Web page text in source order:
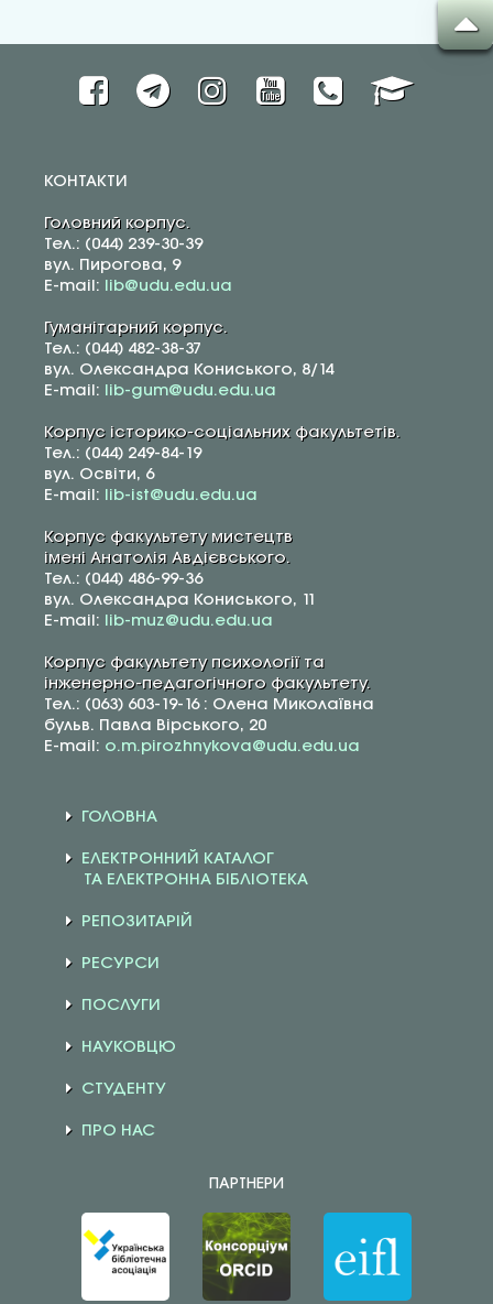
КОНТАКТИ
Головний корпус.
Тел.: (044) 239-30-39
вул. Пирогова, 9
E-mail:
lib@udu.edu.ua
Гуманітарний корпус.
Тел.: (044) 482-38-37
вул. Олександра Кониського, 8/14
E-mail:
lib-gum@udu.edu.ua
Корпус історико-соціальних факультетів.
Тел.: (044) 249-84-19
вул. Освіти, 6
E-mail:
lib-ist@udu.edu.ua
Корпус факультету мистецтв
імені Анатолія Авдієвського.
Тел.: (044) 486-99-36
вул. Олександра Кониського, 11
E-mail:
lib-muz@udu.edu.ua
Корпус факультету психології та
інженерно-педагогічного факультету.
Тел.: (063) 603-19-16 : Олена Миколаївна
бульв. Павла Вірського, 20
E-mail: o.m.pirozhnykova@udu.edu.ua
ГОЛОВНА
ЕЛЕКТРОННИЙ КАТАЛОГ
ТА ЕЛЕКТРОННА БІБЛІОТЕКА
РЕПОЗИТАРІЙ
РЕСУРСИ
ПОСЛУГИ
НАУКОВЦЮ
СТУДЕНТУ
ПРО НАС
ПАРТНЕРИ